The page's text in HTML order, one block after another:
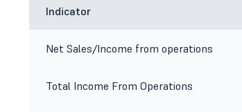
Indicator
Net Sales/Income from operations
Total Income From Operations